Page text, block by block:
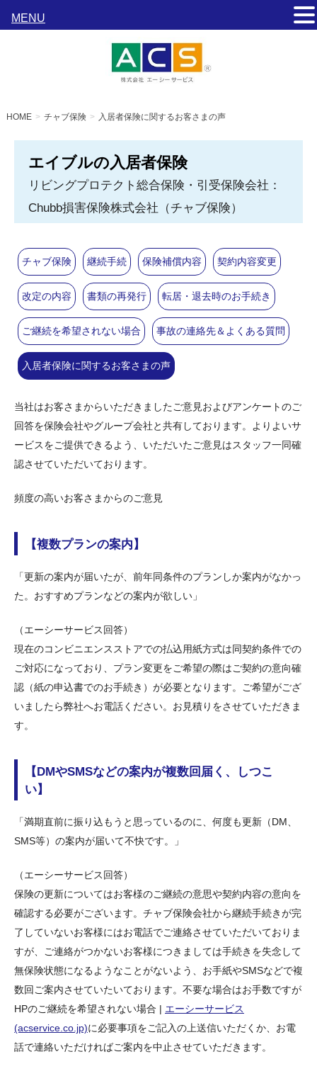
HOME チャブ保険 入居者保険に関するお客さまの声
エイブルの入居者保険
リビングプロテクト総合保険・引受保険会社：
Chubb損害保険株式会社（チャブ保険）
チャブ保険 継続手続 保険補償内容 契約内容変更
改定の内容 書類の再発行 転居・退去時のお手続き
ご継続を希望されない場合 事故の連絡先＆よくある質問
入居者保険に関するお客さまの声
当社はお客さまからいただきましたご意見およびアンケートのご
回答を保険会社やグループ会社と共有しております。よりよいサ
ービスをご提供できるよう、いただいたご意見はスタッフ一同確
認させていただいております。
頻度の高いお客さまからのご意見
【複数プランの案内】
「更新の案内が届いたが、前年同条件のプランしか案内がなかっ
た。おすすめプランなどの案内が欲しい」
（エーシーサービス回答）
現在のコンビニエンスストアでの払込用紙方式は同契約条件での
ご対応になっており、プラン変更をご希望の際はご契約の意向確
認（紙の申込書でのお手続き）が必要となります。ご希望がござ
いましたら弊社へお電話ください。お見積りをさせていただきま
す。
【DMやSMSなどの案内が複数回届く、しつこ
い】
「満期直前に振り込もうと思っているのに、何度も更新（DM、
SMS等）の案内が届いて不快です。」
（エーシーサービス回答）
保険の更新についてはお客様のご継続の意思や契約内容の意向を
確認する必要がございます。チャブ保険会社から継続手続きが完
了していないお客様にはお電話でご連絡させていただいておりま
すが、ご連絡がつかないお客様につきましては手続きを失念して
無保険状態になるようなことがないよう、お手紙やSMSなどで複
数回ご案内させていたいております。不要な場合はお手数ですが
HPのご継続を希望されない場合 | エーシーサービス
(acservice.co.jp)に必要事項をご記入の上送信いただくか、お電
話で連絡いただければご案内を中止させていただきます。
MENU